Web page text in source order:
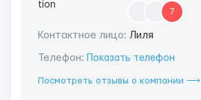
7
Контактное лицо: Лиля
Телефон: Показать телефон
Посмотреть отзывы о компании ⟶